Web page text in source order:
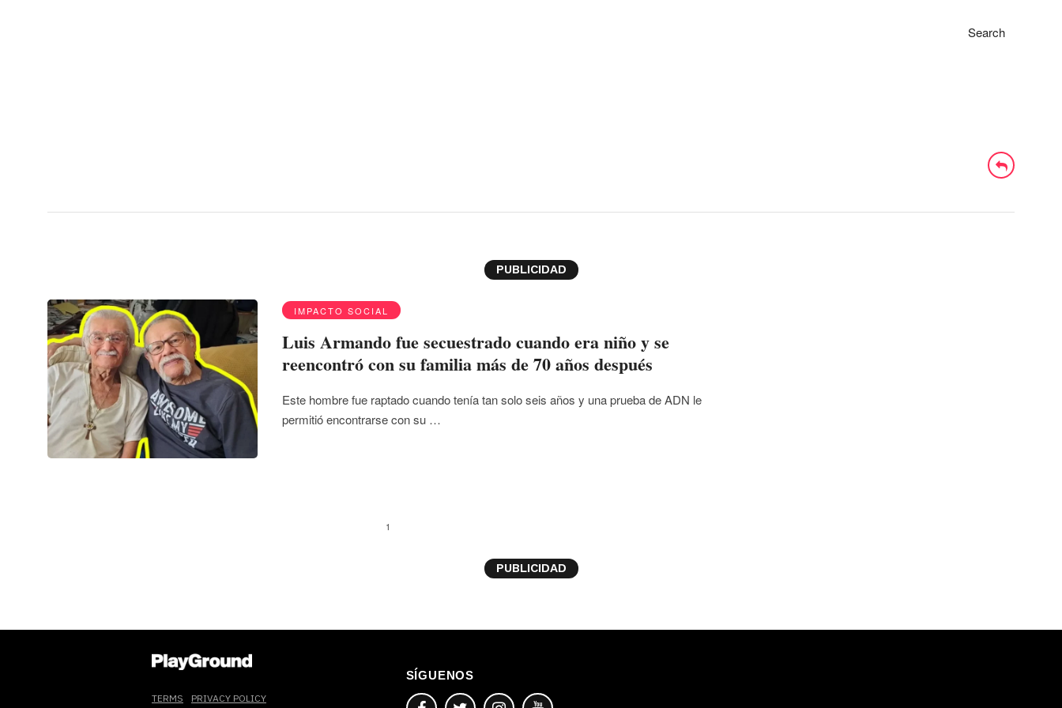
Search
PUBLICIDAD
IMPACTO SOCIAL
Luis Armando fue secuestrado cuando era niño y se
reencontró con su familia más de 70 años después
Este hombre fue raptado cuando tenía tan solo seis años y una prueba de ADN le
permitió encontrarse con su …
1
PUBLICIDAD
TERMS PRIVACY POLICY
SÍGUENOS